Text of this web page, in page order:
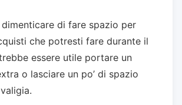
di fare spazio per
che potresti fare durante il
essere utile portare un
o lasciare un po’ di spazio